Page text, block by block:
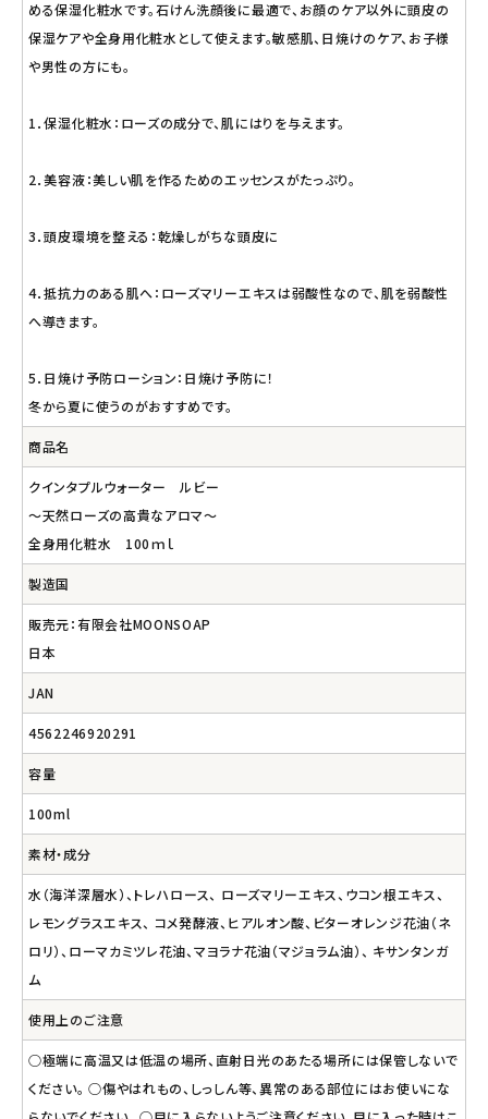
meeting_room ログイン person 会員登録
める保湿化粧水です。石けん洗顔後に最適で、お顔のケア以外に頭皮の
保湿ケアや全身用化粧水として使えます。敏感肌、日焼けのケア、お子様
や男性の方にも。
1．保湿化粧水：ローズの成分で、肌にはりを与えます。
2．美容液：美しい肌を作るためのエッセンスがたっぷり。
3．頭皮環境を整える：乾燥しがちな頭皮に
4．抵抗力のある肌へ：ローズマリーエキスは弱酸性なので、肌を弱酸性
へ導きます。
5．日焼け予防ローション：日焼け予防に！
冬から夏に使うのがおすすめです。
商品名
クインタプルウォーター ルビー
～天然ローズの高貴なアロマ～
全身用化粧水 100ｍｌ
製造国
販売元：有限会社MOONSOAP
日本
JAN
4562246920291
容量
100ml
素材・成分
水（海洋深層水）、トレハロース、 ローズマリーエキス、ウコン根エキス、
レモングラスエキス、 コメ発酵液、ヒアルオン酸、ビターオレンジ花油（ネ
ロリ）、ローマカミツレ花油、マヨラナ花油（マジョラム油）、 キサンタンガ
ム
使用上のご注意
○極端に高温又は低温の場所、直射日光のあたる場所には保管しないで
ください。 ○傷やはれもの、しっしん等、異常のある部位にはお使いにな